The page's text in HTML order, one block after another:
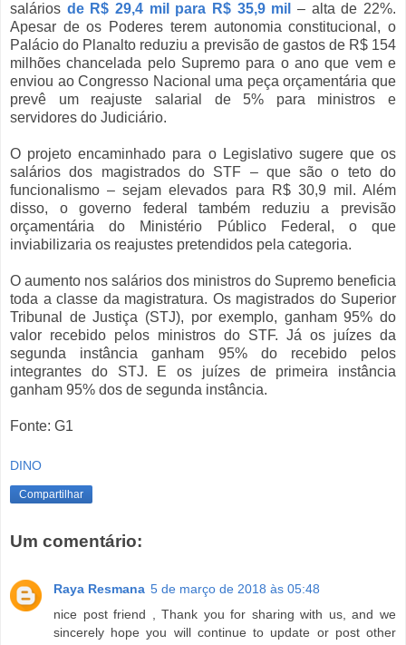
salários de R$ 29,4 mil para R$ 35,9 mil
– alta de 22%.
Apesar de os Poderes terem autonomia constitucional, o
Palácio do Planalto reduziu a previsão de gastos de R$ 154
milhões chancelada pelo Supremo para o ano que vem e
enviou ao Congresso Nacional uma peça orçamentária que
prevê um reajuste salarial de 5% para ministros e
servidores do Judiciário.
O projeto encaminhado para o Legislativo sugere que os
salários dos magistrados do STF – que são o teto do
funcionalismo – sejam elevados para R$ 30,9 mil. Além
disso, o governo federal também reduziu a previsão
orçamentária do Ministério Público Federal, o que
inviabilizaria os reajustes pretendidos pela categoria.
O aumento nos salários dos ministros do Supremo beneficia
toda a classe da magistratura. Os magistrados do Superior
Tribunal de Justiça (STJ), por exemplo, ganham 95% do
valor recebido pelos ministros do STF. Já os juízes da
segunda instância ganham 95% do recebido pelos
integrantes do STJ. E os juízes de primeira instância
ganham 95% dos de segunda instância.
Fonte: G1
DINO
Compartilhar
Um comentário:
Raya Resmana 5 de março de 2018 às 05:48
nice post friend , Thank you for sharing with us, and we
sincerely hope you will continue to update or post other